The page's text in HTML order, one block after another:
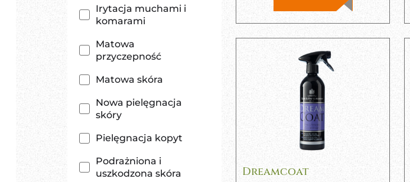
Irytacja muchami i
komarami
Matowa
przyczepność
Matowa skóra
Nowa pielęgnacja
skóry
Pielęgnacja kopyt
Podrażniona i
uszkodzona skóra
Dreamcoat